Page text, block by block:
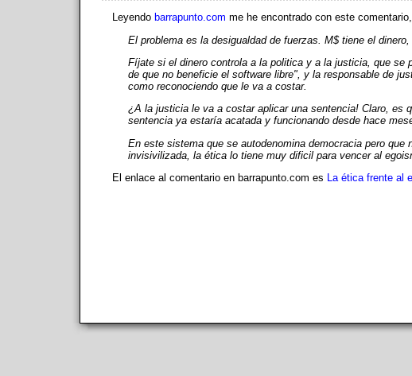
Leyendo barrapunto.com me he encontrado con este
El problema es la desigualdad de fuerzas. M$ tiene el
Fíjate si el dinero controla a la politica y a la justicia, que se
de que no beneficie el software libre", y la responsable de
como reconociendo que le va a costar.
¿A la justicia le va a costar aplicar una sentencia! Claro, es
sentencia ya estaría acatada y funcionando desde hace
En este sistema que se autodenomina democracia pero
invisivilizada, la ética lo tiene muy dificil para vencer al
El enlace al comentario en barrapunto.com es
La ética frente al